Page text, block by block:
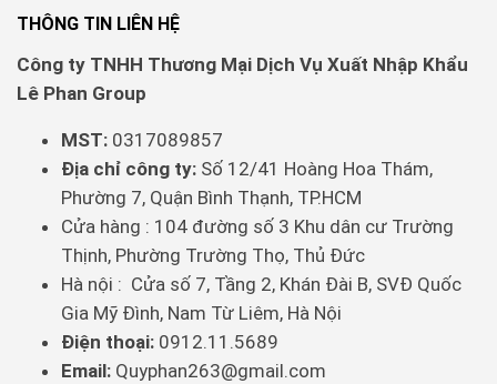
THÔNG TIN LIÊN HỆ
Công ty TNHH Thương Mại Dịch Vụ Xuất Nhập Khẩu
Lê Phan Group
MST: 0317089857
Địa chỉ công ty: Số 12/41 Hoàng Hoa Thám,
Phường 7, Quận Bình Thạnh, TP.HCM
Cửa hàng : 104 đường số 3 Khu dân cư Trường
Thịnh, Phường Trường Thọ, Thủ Đức
Hà nội : Cửa số 7, Tầng 2, Khán Đài B, SVĐ Quốc
Gia Mỹ Đình, Nam Từ Liêm, Hà Nội
Điện thoại: 0912.11.5689
Email: Quyphan263@gmail.com